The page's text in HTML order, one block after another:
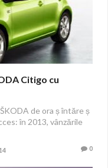
Citigo cu
de ora ș întăre ș
în 2013, vânzările
0